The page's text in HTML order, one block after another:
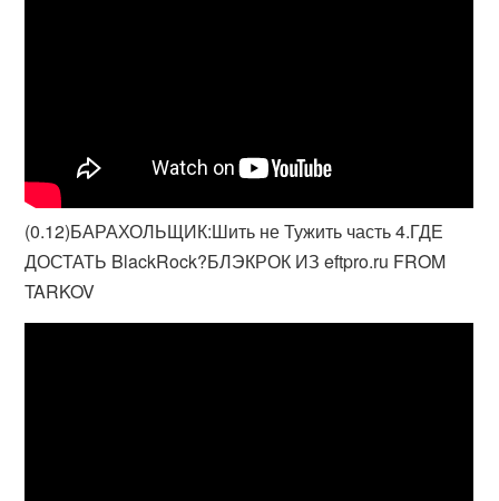
(0.12)БАРАХОЛЬЩИК:Шить не Тужить часть 4.ГДЕ
ДОСТАТЬ BlackRock?БЛЭКРОК ИЗ eftpro.ru FROM
TARKOV